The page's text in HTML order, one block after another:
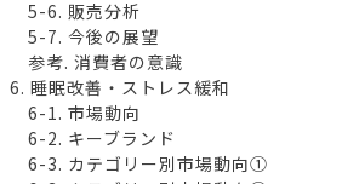
5-6. 販売分析
5-7. 今後の展望
参考. 消費者の意識
6. 睡眠改善・ストレス緩和
6-1. 市場動向
6-2. キーブランド
6-3. カテゴリー別市場動向①